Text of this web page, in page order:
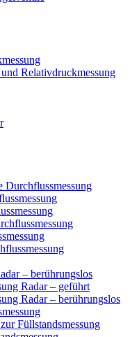
Relativdruckmessung
Durchflussmessung
– berührungslos
Radar – geführt
Radar – berührungslos
Füllstandsmessung